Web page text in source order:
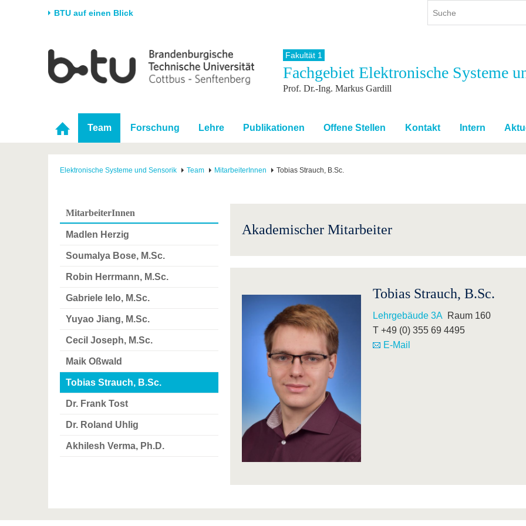
BTU auf einen Blick
Universität
Karriere & Engagement
Partnerschaften &
Strukturwandel
Forschung
Förderung
Wissenschaftlicher
Nachwuchs
Studium
Studienangebot
Im Studium
Nach dem Studium
International
Internationales Profil
Mit der BTU ins Ausland
Für internationale
Studierende
Weiterbildung
Fakultät 1
Fachgebiet Elektronische Systeme
Prof. Dr.-Ing. Markus Gardill
Team Forschung Lehre Publikationen Offene Stellen Kontakt Intern
Elektronische Systeme und Sensorik Team MitarbeiterInnen Tobias Strauch, B.Sc.
MitarbeiterInnen
Madlen Herzig
Soumalya Bose, M.Sc.
Robin Herrmann, M.Sc.
Gabriele Ielo, M.Sc.
Yuyao Jiang, M.Sc.
Cecil Joseph, M.Sc.
Maik Oßwald
Tobias Strauch, B.Sc.
Dr. Frank Tost
Dr. Roland Uhlig
Akhilesh Verma, Ph.D.
Akademischer Mitarbeiter
Tobias Strauch, B.Sc.
Lehrgebäude 3A Raum 160
T +49 (0) 355 69 4495
E-Mail